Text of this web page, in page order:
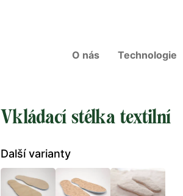
O nás Technologie
Vkládací stélka textilní
Další varianty